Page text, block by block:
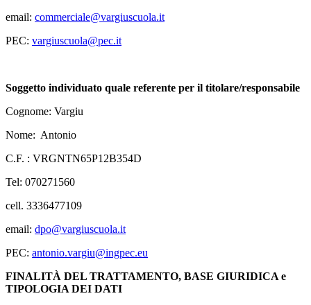
email: commerciale@vargiuscuola.it
PEC: vargiuscuola@pec.it
Soggetto individuato quale referente per il titolare/responsabile
Cognome: Vargiu
Nome: Antonio
C.F. : VRGNTN65P12B354D
Tel: 070271560
cell. 3336477109
email: dpo@vargiuscuola.it
PEC: antonio.vargiu@ingpec.eu
FINALITÀ DEL TRATTAMENTO, BASE GIURIDICA e
TIPOLOGIA DEI DATI